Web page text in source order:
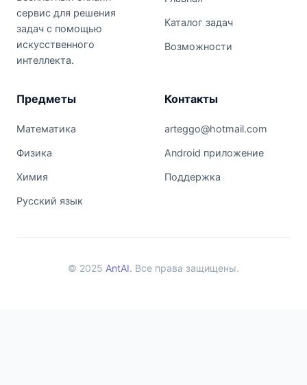
сервис для решения
задач с помощью
искусственного
интеллекта.
Каталог задач
Возможности
Предметы
Математика
Физика
Химия
Русский язык
Контакты
arteggo@hotmail.com
Android приложение
Поддержка
© 2025 AntAI. Все права защищены.